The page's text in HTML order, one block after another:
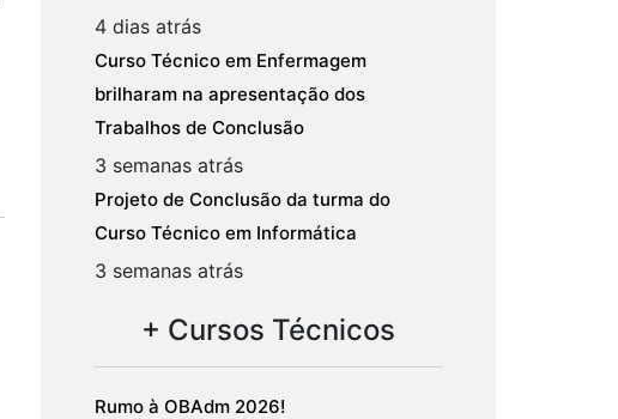
4 dias atrás
Curso Técnico em Enfermagem
brilharam na apresentação dos
Trabalhos de Conclusão
3 semanas atrás
Projeto de Conclusão da turma do
Curso Técnico em Informática
3 semanas atrás
+ Cursos Técnicos
Rumo à OBAdm 2026!